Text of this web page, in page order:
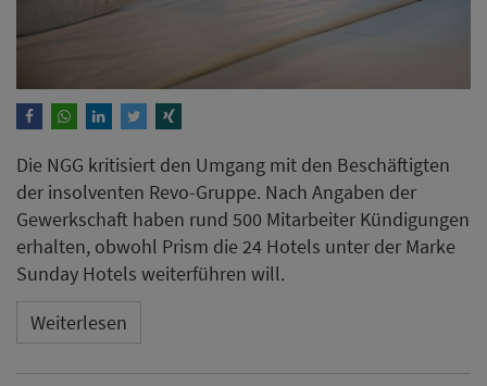
Die NGG kritisiert den Umgang mit den Beschäftigten
der insolventen Revo-Gruppe. Nach Angaben der
Gewerkschaft haben rund 500 Mitarbeiter Kündigungen
erhalten, obwohl Prism die 24 Hotels unter der Marke
Sunday Hotels weiterführen will.
Weiterlesen